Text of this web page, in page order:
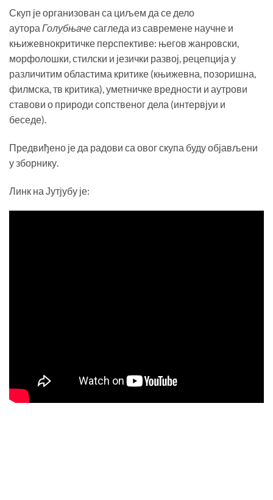
Скуп је организован са циљем да се дело
аутора Голубњачесагледа из савремене научне и
књижевнокритичке перспективе: његов жанровски,
морфолошки, стилски и језички развој, рецепција у
различитим областима критике (књижевна, позоришна,
филмска, тв критика), уметничке вредности и аутрови
ставови о природи сопственог дела (интервјуи и
беседе).
Предвиђено је да радови са овог скупа буду објављени
у зборнику.
Линк на Јутјубу је: